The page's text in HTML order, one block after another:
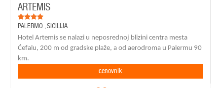
ARTEMIS
PALERMO ,SICILIJA
Hotel Artemis se nalazi u neposrednoj blizini centra mesta
Ćefalu, 200 m od gradske plaže, a od aerodroma u Palermu 90
km.
cenovnik